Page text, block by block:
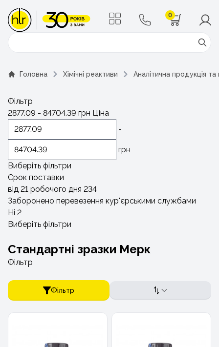
0
Поиск
Головна Хімічні реактиви Аналітична продукція
Фільтр
2877.09 - 84704.39 грн Ціна
-
грн
Виберіть фільтри
Срок поставки
від 21 робочого дня 234
Заборонено перевезення кур'єрськими службами
Ні 2
Виберіть фільтри
Стандартні зразки Мерк
Фільтр
Фільтр